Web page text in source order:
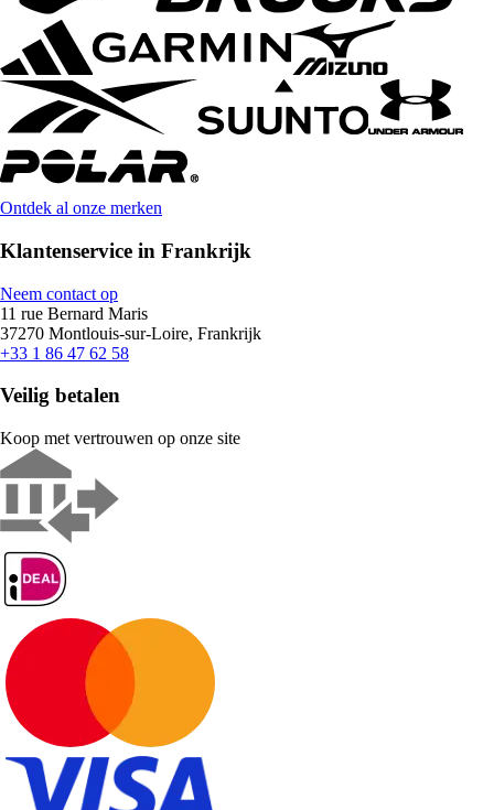
Ontdek al onze merken
Klantenservice in Frankrijk
Neem contact op
11 rue Bernard Maris
37270 Montlouis-sur-Loire, Frankrijk
+33 1 86 47 62 58
Veilig betalen
Koop met vertrouwen op onze site